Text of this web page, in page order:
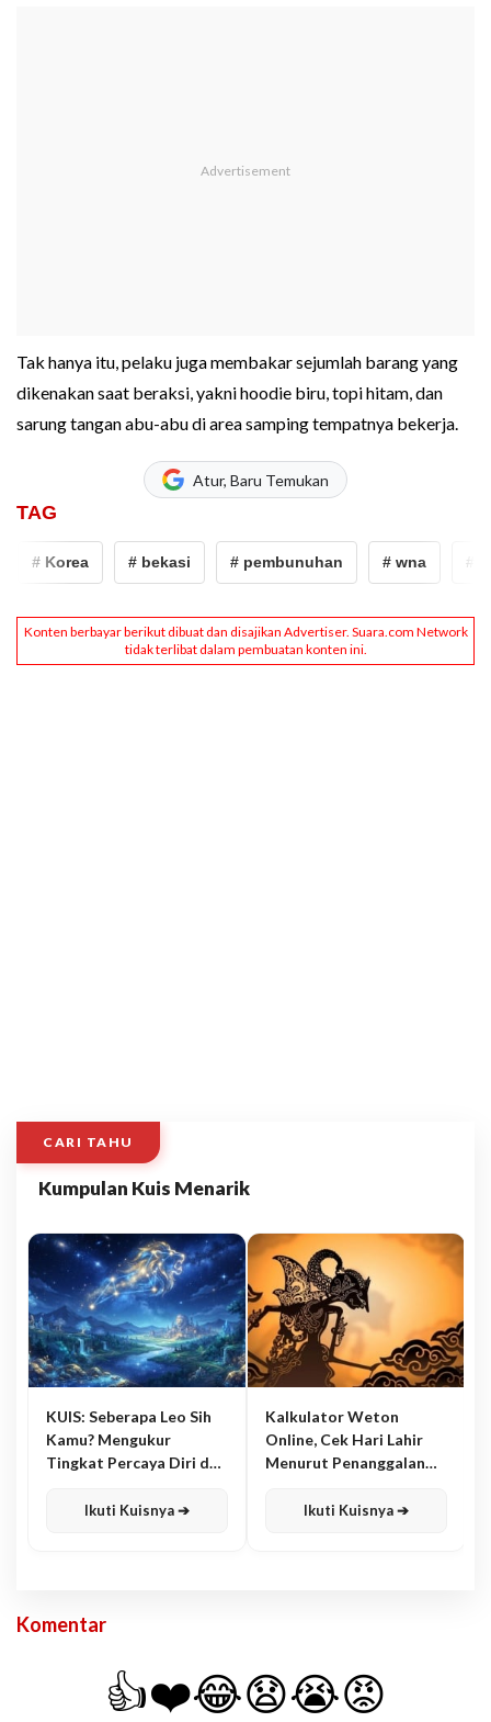
Tak hanya itu, pelaku juga membakar sejumlah barang yang
dikenakan saat beraksi, yakni hoodie biru, topi hitam, dan
sarung tangan abu-abu di area samping tempatnya bekerja.
Atur, Baru Temukan
TAG
# Korea # bekasi # pembunuhan # wna #
CARI TAHU
Kumpulan Kuis Menarik
KUIS: Seberapa Leo Sih
Kamu? Mengukur
Tingkat Percaya Diri dan
Ikuti Kuisnya ➔
Kalkulator Weton
Online, Cek Hari Lahir
Menurut Penanggalan
Ikuti Kuisnya ➔
Komentar
👍❤️😂😧😭😡